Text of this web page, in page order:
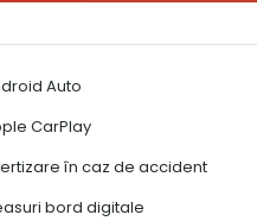
Auto
CarPlay
în caz de accident
bord digitale